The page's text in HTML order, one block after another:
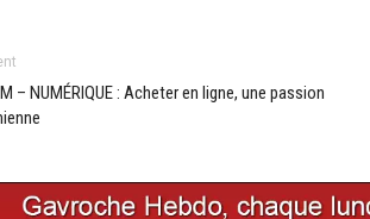
– NUMÉRIQUE : Acheter en ligne, une passion